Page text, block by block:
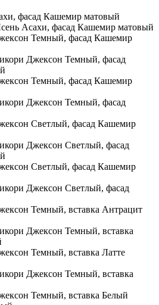
Асахи, фасад Кашемир матовый
Джексон Темный, фасад
Джексон Темный, фасад
Джексон Светлый, фасад
Джексон Светлый, фасад
Джексон Темный, вставка
Джексон Темный, вставка